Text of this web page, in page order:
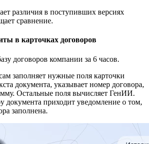
различия в поступивших версиях
сравнение.
в карточках договоров
договоров компании за 6 часов.
заполняет нужные поля карточки
документа, указывает номер договора,
Остальные поля вычисляет ГенИИ.
документа приходит уведомление о том,
заполнена.